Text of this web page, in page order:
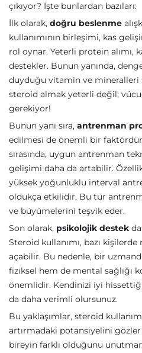
çıkıyor? İşte bunlardan bazıları:
İlk olarak, doğru beslenme
kullanımının birleşimi, kas
rol oynar. Yeterli protein alımı,
destekler. Bunun yanında,
duyduğu vitamin ve mineralleri
steroid almak yeterli değil;
gerekiyor!
Bunun yanı sıra, antrenman
edilmesi de önemli bir
sırasında, uygun antrenman
gelişimi daha da artabilir.
yüksek yoğunluklu interval
oldukça etkilidir. Bu tür
ve büyümelerini teşvik eder.
Son olarak, psikolojik destek
Steroid kullanımı, bazı
açabilir. Bu nedenle, bir
fiziksel hem de mental sağlığı
önemlidir. Kendinizi iyi
da daha verimli olursunuz.
Bu yaklaşımlar, steroid
artırmadaki potansiyelini
bireyin farklı olduğunu